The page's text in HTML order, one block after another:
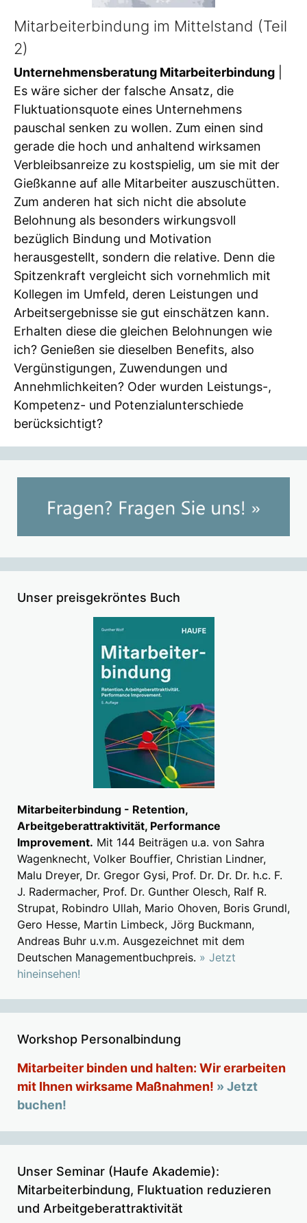
Mitarbeiterbindung im Mittelstand (Teil
2)
Unternehmensberatung Mitarbeiterbindung
Es wäre sicher der falsche Ansatz, die
Fluktuationsquote eines Unternehmens
pauschal senken zu wollen. Zum einen sind
gerade die hoch und anhaltend wirksamen
Verbleibsanreize zu kostspielig, um sie mit der
Gießkanne auf alle Mitarbeiter auszuschütten.
Zum anderen hat sich nicht die absolute
Belohnung als besonders wirkungsvoll
bezüglich Bindung und Motivation
herausgestellt, sondern die relative. Denn die
Spitzenkraft vergleicht sich vornehmlich mit
Kollegen im Umfeld, deren Leistungen und
Arbeitsergebnisse sie gut einschätzen kann.
Erhalten diese die gleichen Belohnungen wie
ich? Genießen sie dieselben Benefits, also
Vergünstigungen, Zuwendungen und
Annehmlichkeiten? Oder wurden Leistungs-,
Kompetenz- und Potenzialunterschiede
berücksichtigt?
Unser preisgekröntes Buch
Mitarbeiterbindung - Retention,
Arbeitgeberattraktivität, Performance
Improvement. Mit 144 Beiträgen u.a. von Sahra
Wagenknecht, Volker Bouffier, Christian Lindner,
Malu Dreyer, Dr. Gregor Gysi, Prof. Dr. Dr. Dr. h.c. F.
J. Radermacher, Prof. Dr. Gunther Olesch, Ralf R.
Strupat, Robindro Ullah, Mario Ohoven, Boris Grundl,
Gero Hesse, Martin Limbeck, Jörg Buckmann,
Andreas Buhr u.v.m. Ausgezeichnet mit dem
Deutschen Managementbuchpreis. » Jetzt
hineinsehen!
Workshop Personalbindung
Mitarbeiter binden und halten: Wir erarbeiten
mit Ihnen wirksame Maßnahmen! » Jetzt
buchen!
Unser Seminar (Haufe Akademie):
Mitarbeiterbindung, Fluktuation reduzieren
und Arbeitgeberattraktivität